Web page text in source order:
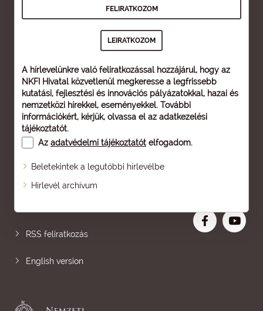
A hírlevelünkre való feliratkozással hozzájárul, hogy az
NKFI Hivatal közvetlenül megkeresse a legfrissebb
kutatási, fejlesztési és innovációs pályázatokkal, hazai és
nemzetközi hírekkel, eseményekkel. További
információkért, kérjük, olvassa el az adatkezelési
tájékoztatót.
Az adatvédelmi tájékoztatót elfogadom.
Beletekintek a legutóbbi hírlevélbe
Hírlevél archívum
Oldaltérkép
RSS feliratkozás
English version